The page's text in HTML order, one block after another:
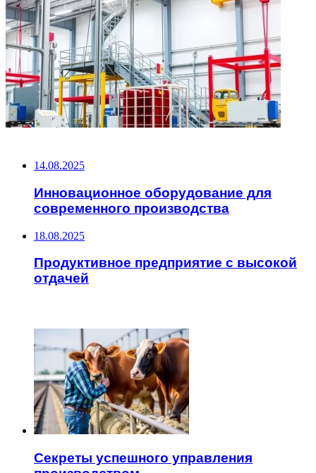
14.08.2025
Инновационное оборудование для
современного производства
18.08.2025
Продуктивное предприятие с высокой
отдачей
Секреты успешного управления